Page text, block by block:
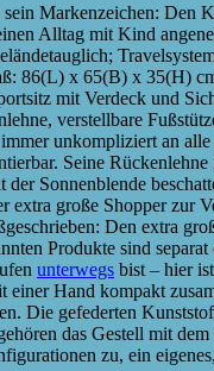
Markenzeichen: Den
Alltag mit Kind
86(L) x 65(B) x 35(H)
mit Verdeck und
verstellbare
unkompliziert an
Seine
der Sonnenblende
extra große Shopper zur
Den extra
Produkte sind
unterwegs bist – hier
Hand kompakt
Die gefederten
das Gestell mit
zu, ein